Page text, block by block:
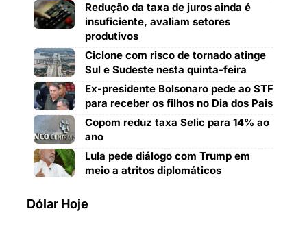
Redução da taxa de juros ainda é
insuficiente, avaliam setores
produtivos
Ciclone com risco de tornado atinge
Sul e Sudeste nesta quinta-feira
Ex-presidente Bolsonaro pede ao STF
para receber os filhos no Dia dos Pais
Copom reduz taxa Selic para 14% ao
ano
Lula pede diálogo com Trump em
meio a atritos diplomáticos
Dólar Hoje